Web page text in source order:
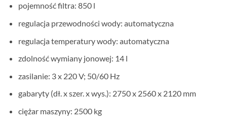
pojemność filtra: 850 l
regulacja przewodności wody: automatyczna
regulacja temperatury wody: automatyczna
zdolność wymiany jonowej: 14 l
zasilanie: 3 x 220 V; 50/60 Hz
gabaryty (dł. x szer. x wys.): 2750 x 2560 x 2120 mm
ciężar maszyny: 2500 kg